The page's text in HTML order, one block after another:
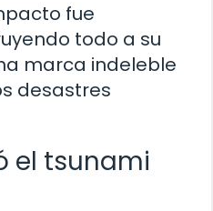
fue
todo a su
marca indeleble
desastres
el tsunami